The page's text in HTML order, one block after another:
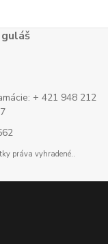
+ 421 948 212
práva vyhradené..